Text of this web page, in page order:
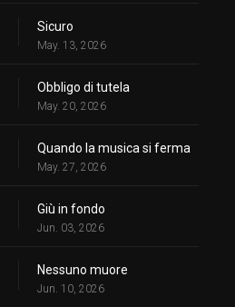
Sicuro
May. 13, 2026
Obbligo di tutela
May. 20, 2026
Quando la musica si ferma
May. 27, 2026
Giù in fondo
Jun. 03, 2026
Nessuno muore
Jun. 10, 2026